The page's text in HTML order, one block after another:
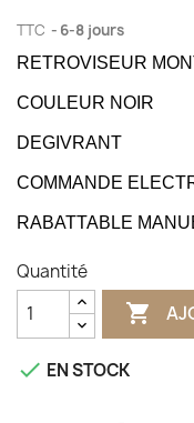
TTC 6-8 jours
RETROVISEUR
COULEUR NOIR
DEGIVRANT
COMMANDE
RABATTABLE
Quantité

 EN STOCK